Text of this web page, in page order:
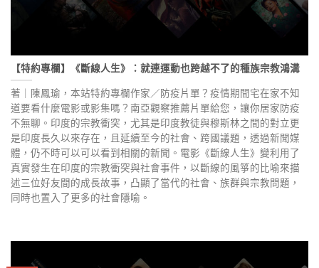
【特約專欄】《斷線人生》：就連運動也跨越不了的種族宗教鴻溝
著｜陳鳳瑜，本站特約專欄作家／防疫片單？疫情期間宅在家不知
道要看什麼電影或影集嗎？南亞觀察推薦片單給您，讓你居家防疫
不無聊。印度的宗教衝突，尤其是印度教徒與穆斯林之間的對立更
是印度長久以來存在，且延續至今的社會、跨國議題，透過新聞媒
體，仍不時可以可以看到相關的新聞。電影《斷線人生》變利用了
真實發生在印度的宗教衝突與社會事件，以斷線的風箏的比喻來描
述三位好友間的成長故事，凸顯了當代的社會、族群與宗教問題，
同時也置入了更多的社會隱喻。